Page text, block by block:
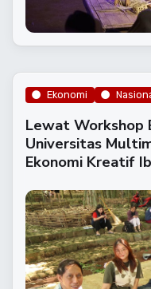
Ekonomi
Lewat Workshop
Universitas
Ekonomi Kreatif